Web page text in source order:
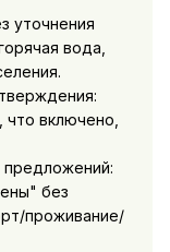
уточнения
вода,
что включено,
без
проживание/